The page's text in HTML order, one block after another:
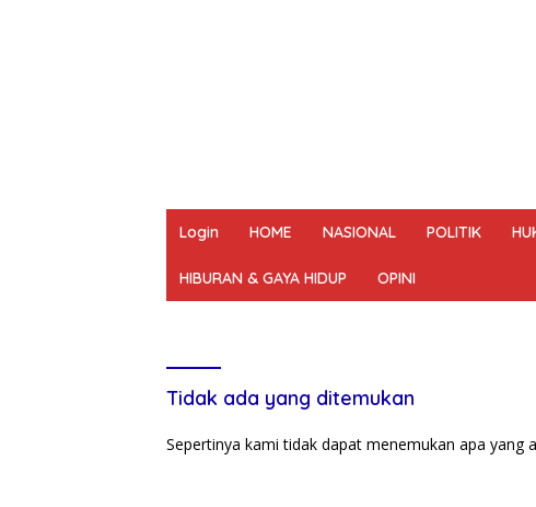
Login HOME NASIONAL POLITIK
HIBURAN & GAYA HIDUP OPINI
Tidak ada yang ditemukan
Sepertinya kami tidak dapat menemukan apa yang